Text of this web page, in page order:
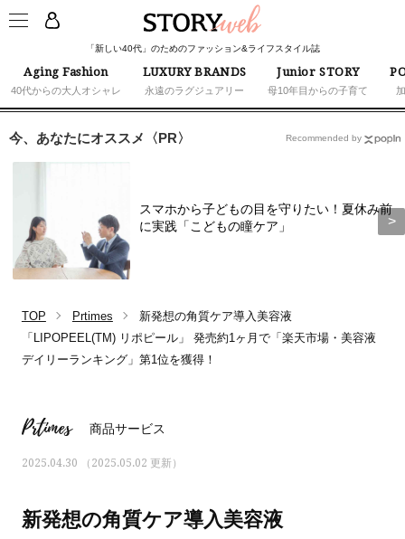
「新しい40代」のためのファッション&ライフスタイル誌
Aging Fashion
40代からの大人オシャレ
LUXURY BRANDS
永遠のラグジュアリー
Junior STORY
母10年目からの子育て
今、あなたにオススメ〈PR〉
スマホから子どもの目を守りたい！夏休み前
に実践「こどもの瞳ケア」
Recommended by
TOP Prtimes
新発想の角質ケア導入美容液
「LIPOPEEL(TM) リポピール」 発売約1ヶ月で「楽天市場・美容液
デイリーランキング」第1位を獲得！
Prtimes 商品サービス
2025.04.30 （2025.05.02 更新）
新発想の角質ケア導入美容液